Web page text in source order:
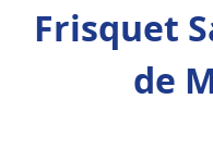
Frisquet
de